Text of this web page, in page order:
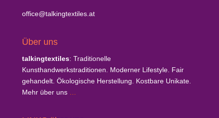
office@talkingtextiles.at
Über uns
talkingtextiles: Traditionelle
Kunsthandwerkstraditionen. Moderner Lifestyle. Fair
gehandelt. Ökologische Herstellung. Kostbare Unikate.
Mehr über uns…